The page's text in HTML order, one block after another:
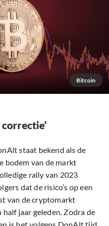
Bitcoin
staat bekend als de
bodem van de markt
rally van 2023
dat de risico’s op een
van de cryptomarkt
half jaar geleden. Zodra de